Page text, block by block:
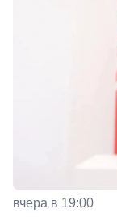
вчера в 19:00